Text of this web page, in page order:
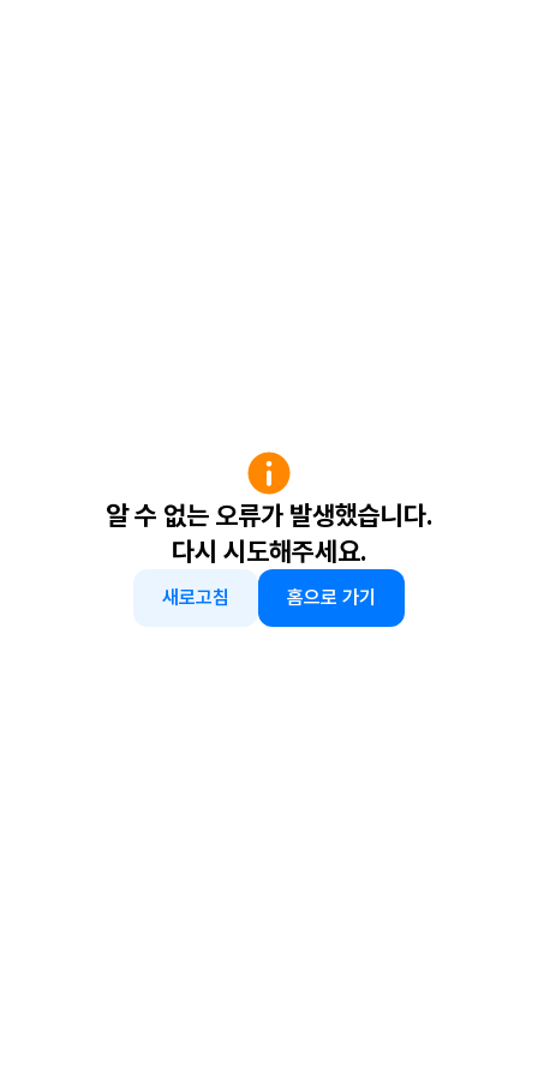
알 수 없는 오류가 발생했습니다.
다시 시도해주세요.
새로고침 홈으로 가기